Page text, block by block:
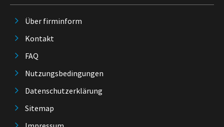
Über firminform
Kontakt
FAQ
Nutzungsbedingungen
Datenschutzerklärung
Sitemap